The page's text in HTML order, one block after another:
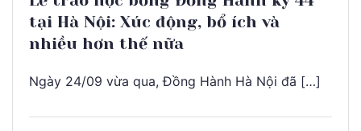
tại Hà Nội: Xúc động, bổ ích và
nhiều hơn thế nữa
Ngày 24/09 vừa qua, Đồng Hành Hà Nội đã […]